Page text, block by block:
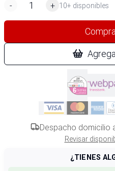
-
+ 10+ disponibles
Despacho domicilio
Revisar
¿TIENES